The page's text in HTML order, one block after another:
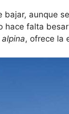
aunque
hace falta
, ofrece la